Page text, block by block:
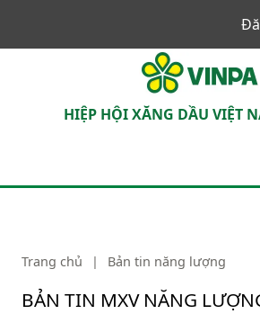
HIỆP HỘI XĂNG DẦU VIỆT
Trang chủ | Bản tin năng lượng
BẢN TIN MXV NĂNG